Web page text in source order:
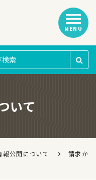
MENU
いて
報公開について
請求か